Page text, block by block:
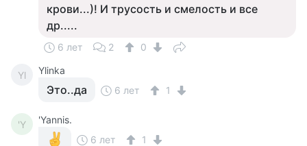
крови...)! И трусость и смелость и все
др.....
6 лет 2 0
Yl Ylinka
Это..да 6 лет 1
'Y
'Yannis.
6 лет
1